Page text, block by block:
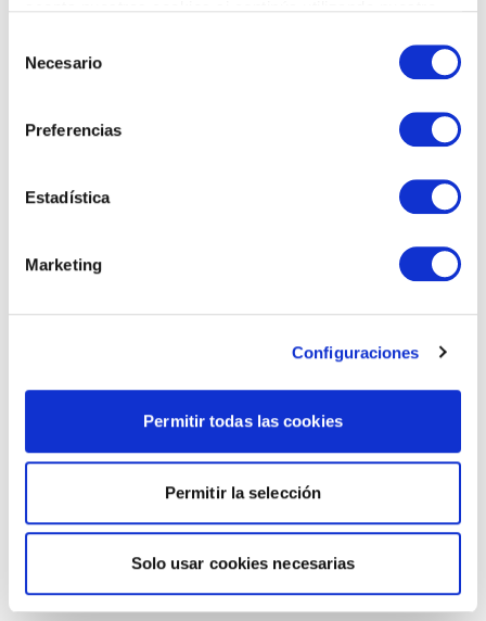
Necesario
Preferencias
Estadística
Marketing
Configuraciones
Permitir todas las cookies
Permitir la selección
Solo usar cookies necesarias